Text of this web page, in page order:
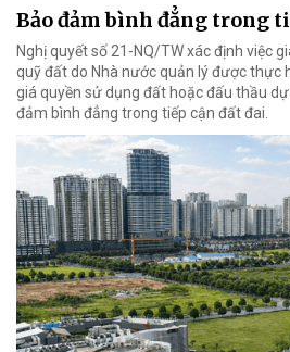
Bảo đảm bình đẳng trong
Nghị quyết số 21-NQ/TW xác định việc
quỹ đất do Nhà nước quản lý được thực
giá quyền sử dụng đất hoặc đấu thầu
đảm bình đẳng trong tiếp cận đất đai.